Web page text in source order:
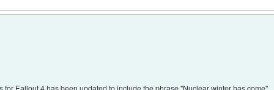
for Fallout 4 has been updated to include the phrase "Nuclear winter has come".